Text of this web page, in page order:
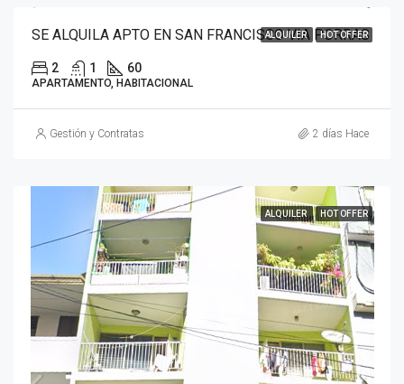
ALQUILER HOT OFFER
SE ALQUILA APTO EN SAN FRANCISCO VIA PORRAS
2 1 60
APARTAMENTO, HABITACIONAL
Gestión y Contratas 2 días Hace
ALQUILER HOT OFFER